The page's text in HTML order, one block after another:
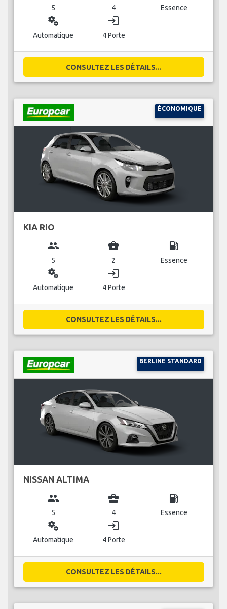
5 4 Essence
miscellaneous_services
Automatique
login
4 Porte
CONSULTEZ LES DÉTAILS...
ÉCONOMIQUE
KIA RIO
group
5
business_center
2
local_gas_station
Essence
miscellaneous_services
Automatique
login
4 Porte
CONSULTEZ LES DÉTAILS...
BERLINE STANDARD
NISSAN ALTIMA
group
5
business_center
4
local_gas_station
Essence
miscellaneous_services
Automatique
login
4 Porte
CONSULTEZ LES DÉTAILS...